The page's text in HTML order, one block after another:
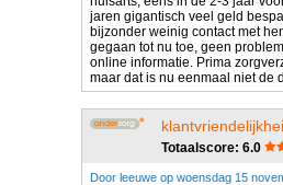
jaren gigantisch veel geld
bijzonder weinig contact met
gegaan tot nu toe, geen
online informatie. Prima
maar dat is nu eenmaal niet de
Totaalscore: 6.0
Door leeuwe op woensdag 15